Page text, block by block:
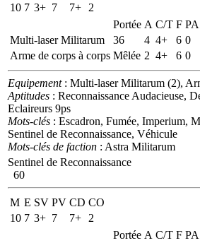
10 7 3+ 7 7+
2
Portée A C/T F PA
Multi-laser Militarum
36 4 4+ 6 0
Arme de corps à corps Mêlée 2 4+ 6 0
Equipement: Multi-laser Militarum (2),
Aptitudes : Reconnaissance Audacieuse,
Eclaireurs 9ps
Mots-clés : Escadron, Fumée, Imperium,
Sentinel de Reconnaissance, Véhicule
Mots-clés de faction : Astra Militarum
Sentinel de Reconnaissance
60
M E SV PV CD CO
10 7 3+ 7 7+
2
Portée A C/T F PA